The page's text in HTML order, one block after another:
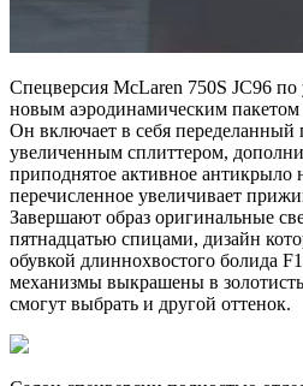
Спецверсия McLaren 750S JC96
новым аэродинамическим
Он включает в себя переделанный
увеличенным сплиттером,
приподнятое активное антикрыло
перечисленное увеличивает
Завершают образ оригинальные
пятнадцатью спицами, дизайн
обувкой длиннохвостого болида
механизмы выкрашены в
смогут выбрать и другой оттенок.